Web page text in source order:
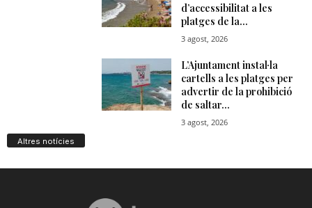
Altres notícies